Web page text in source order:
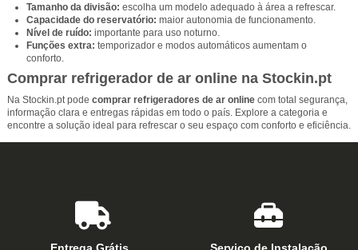
Tamanho da divisão: escolha um modelo adequado à área a refrescar.
Capacidade do reservatório: maior autonomia de funcionamento.
Nível de ruído: importante para uso noturno.
Funções extra: temporizador e modos automáticos aumentam o
conforto.
Comprar refrigerador de ar online na Stockin.pt
Na Stockin.pt pode comprar refrigeradores de ar online com total segurança,
informação clara e entregas rápidas em todo o país. Explore a categoria e
encontre a solução ideal para refrescar o seu espaço com conforto e eficiência.